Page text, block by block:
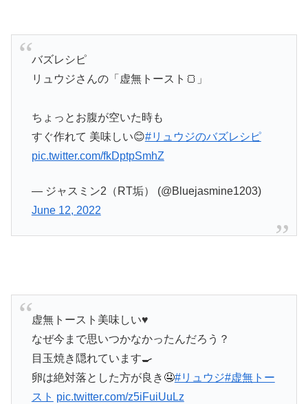
バズレシピ
リュウジさんの「虚無トースト🍞」
ちょっとお腹が空いた時も
すぐ作れて 美味しい😊#リュウジのバズレシピ
pic.twitter.com/fkDptpSmhZ
— ジャスミン2（RT垢） (@Bluejasmine1203)
June 12, 2022
虚無トースト美味しい♥
なぜ今まで思いつかなかったんだろう？
目玉焼き隠れています🍳
卵は絶対落とした方が良き🤤#リュウジ#虚無トー
スト pic.twitter.com/z5iFuiUuLz